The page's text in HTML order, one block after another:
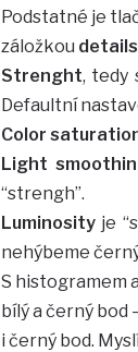
Podstatné je
záložkou
Strenght, tedy
Defaultní
Color
Light
“strengh”.
Luminosityje
nehýbeme
S histogramem
bílý a černý bod
i černý bod.